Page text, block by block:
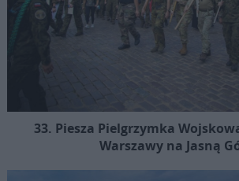
33. Piesza Pielgrzymka
Warszawy na Jasną